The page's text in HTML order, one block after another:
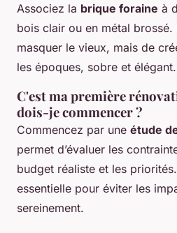
Associez la brique foraine à
bois clair ou en métal brossé.
masquer le vieux, mais de
les époques, sobre et élégant.
C'est ma première
dois-je commencer ?
Commencez par une étude
permet d’évaluer les
budget réaliste et les priorités.
essentielle pour éviter les
sereinement.